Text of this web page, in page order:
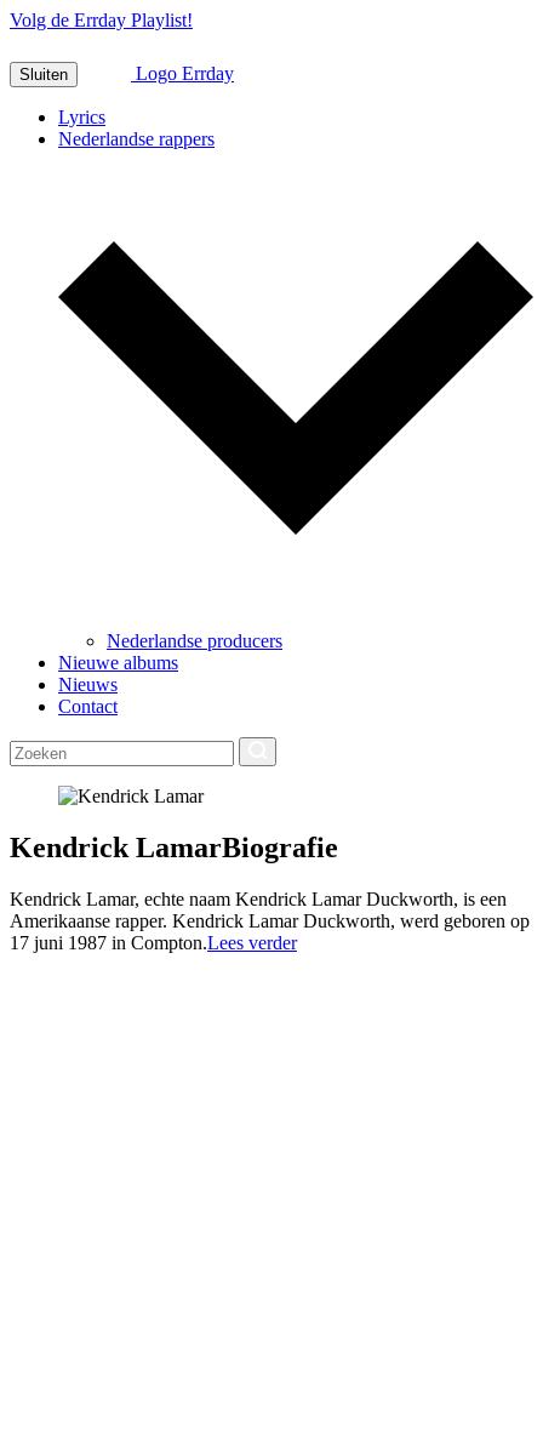
Volg de Errday Playlist!
Sluiten Logo Errday
Lyrics
Nederlandse rappers
Nederlandse producers
Nieuwe albums
Nieuws
Contact
Kendrick LamarBiografie
Kendrick Lamar, echte naam Kendrick Lamar Duckworth, is een
Amerikaanse rapper. Kendrick Lamar Duckworth, werd geboren op
17 juni 1987 in Compton.Lees verder